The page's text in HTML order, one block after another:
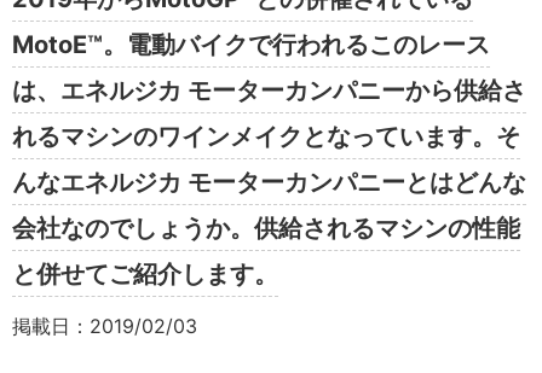
MotoE™️。電動バイクで行われるこのレース
は、エネルジカ モーターカンパニーから供給さ
れるマシンのワインメイクとなっています。そ
んなエネルジカ モーターカンパニーとはどんな
会社なのでしょうか。供給されるマシンの性能
と併せてご紹介します。
掲載日：2019/02/03